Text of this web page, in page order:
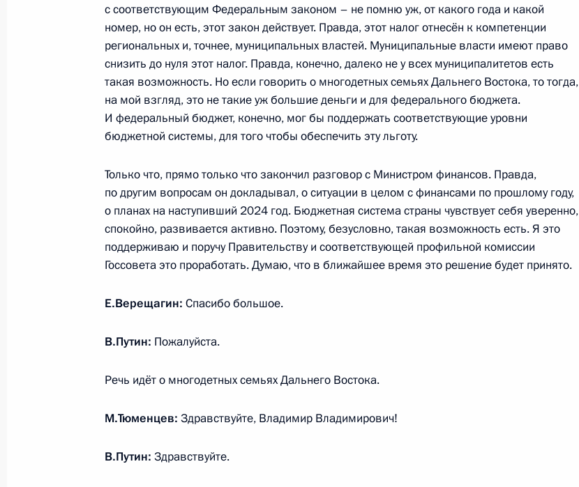
27 декабря 2023 года, среда
Встреча с Министром иностранных дел Индии Субраманиамом
Джайшанкаром
27 декабря 2023 года, 19:50 Москва, Кремль
Заседание Государственного Совета
Москва, Кремль
Видеообращение по случаю Дня спасателя 1
Встреча с главой компании «Газпром» Алексеем Миллером
с соответствующим Федеральным законом – не помню уж, от какого года и какой
номер, но он есть, этот закон действует. Правда, этот налог отнесён к компетенции
региональных и, точнее, муниципальных властей. Муниципальные власти имеют право
снизить до нуля этот налог. Правда, конечно, далеко не у всех муниципалитетов есть
такая возможность. Но если говорить о многодетных семьях Дальнего Востока, то тогда,
на мой взгляд, это не такие уж большие деньги и для федерального бюджета.
И федеральный бюджет, конечно, мог бы поддержать соответствующие уровни
бюджетной системы, для того чтобы обеспечить эту льготу.
Только что, прямо только что закончил разговор с Министром финансов. Правда,
по другим вопросам он докладывал, о ситуации в целом с финансами по прошлому году,
о планах на наступивший 2024 год. Бюджетная система страны чувствует себя уверенно,
спокойно, развивается активно. Поэтому, безусловно, такая возможность есть. Я это
поддерживаю и поручу Правительству и соответствующей профильной комиссии
Госсовета это проработать. Думаю, что в ближайшее время это решение будет принято.
Е.Верещагин: Спасибо большое.
В.Путин: Пожалуйста.
Речь идёт о многодетных семьях Дальнего Востока.
М.Тюменцев: Здравствуйте, Владимир Владимирович!
В.Путин: Здравствуйте.